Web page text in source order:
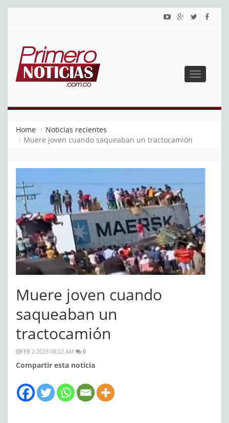
Toggle
Home
Noticias recientes
Muere joven cuando saqueaban un tractocamión
Muere joven cuando
saqueaban un
tractocamión
FEB 2 2023 08:22 AM 0
Compartir esta noticia